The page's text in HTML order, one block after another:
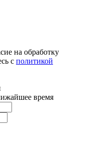
на обработку
с политикой
время